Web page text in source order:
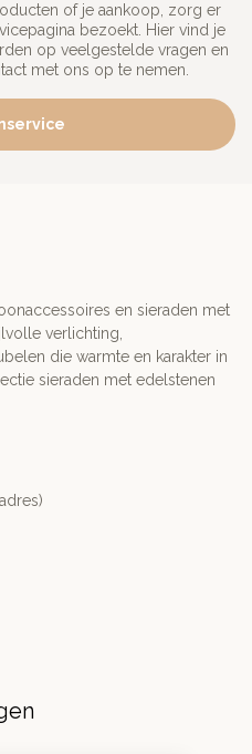
of je aankoop, zorg er
bezoekt. Hier vind je
op veelgestelde vragen en
met ons op te nemen.
en sieraden met
verlichting,
die warmte en karakter in
sieraden met edelstenen